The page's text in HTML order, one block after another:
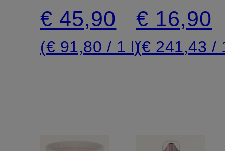
SAKURA
REFILL
€ 45,90
(€ 91,80 / 1 l)
SAKURA
€ 16,90
(€ 241,43 /